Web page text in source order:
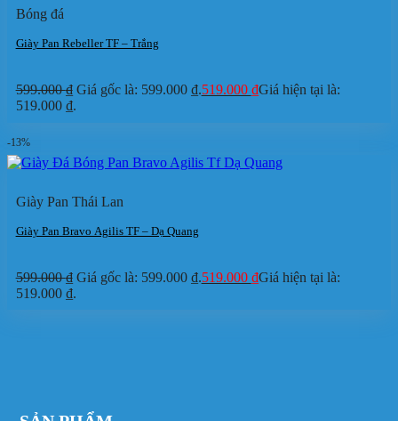
Bóng đá
Giày Pan Rebeller TF – Trắng
599.000₫ Giá gốc là: 599.000 ₫.519.000 ₫Giá hiện tại là:
519.000 ₫.
-13%
Giày Pan Thái Lan
Giày Pan Bravo Agilis TF – Dạ Quang
599.000₫ Giá gốc là: 599.000 ₫.519.000 ₫Giá hiện tại là:
519.000 ₫.